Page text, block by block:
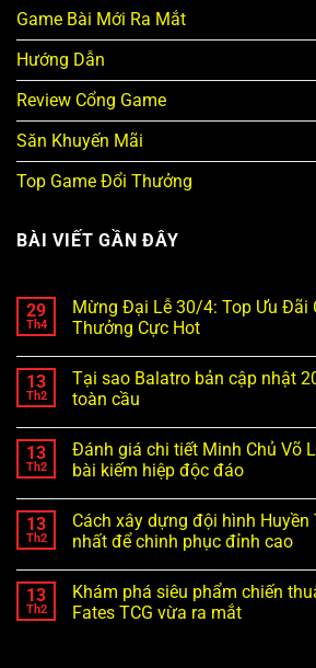
Game Bài Mới Ra Mắt
Hướng Dẫn
Review Cổng Game
Săn Khuyến Mãi
Top Game Đổi Thưởng
BÀI VIẾT GẦN ĐÂY
29
Th4
Mừng Đại Lễ 30/4: Top Ưu Đãi
Thưởng Cực Hot
13
Th2
Tại sao Balatro bản cập nhật
toàn cầu
13
Th2
Đánh giá chi tiết Minh Chủ Võ
bài kiếm hiệp độc đáo
13
Th2
Cách xây dựng đội hình
nhất để chinh phục đỉnh cao
13
Th2
Khám phá siêu phẩm chiến
Fates TCG vừa ra mắt